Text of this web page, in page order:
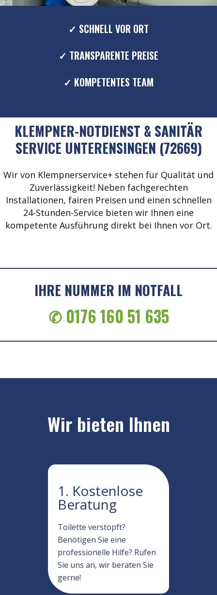
✓ SCHNELL VOR ORT
✓ TRANSPARENTE PREISE
✓ KOMPETENTES TEAM
KLEMPNER-NOTDIENST & SANITÄR
SERVICE UNTERENSINGEN (72669)
Wir von Klempnerservice+ stehen für Qualität und
Zuverlässigkeit! Neben fachgerechten
Installationen, fairen Preisen und einen schnellen
24-Stunden-Service bieten wir Ihnen eine
kompetente Ausführung direkt bei Ihnen vor Ort.
IHRE NUMMER IM NOTFALL
✆ 0176 160 51 635
Wir bieten Ihnen
1. Kostenlose
Beratung
Toilette verstopft?
Benötigen Sie eine
professionelle Hilfe? Rufen
Sie uns an, wir beraten Sie
gerne!